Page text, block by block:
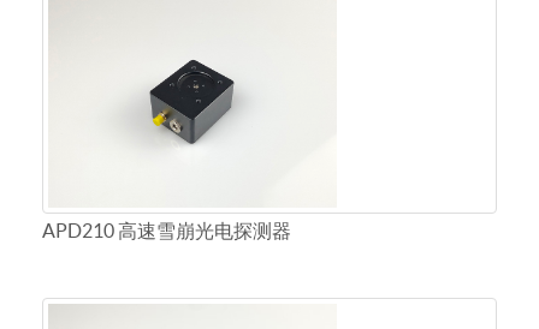
APD210 高速雪崩光电探测器